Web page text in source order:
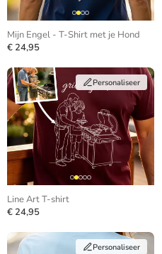
Mijn Engel - T-Shirt met je Hond
€ 24,95
Personaliseer
Line Art T-shirt
€ 24,95
Personaliseer